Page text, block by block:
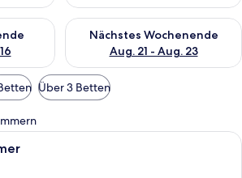
für dieses Wochenende, Aug. 14
Nächstes Wochenende
Aug. 21 - Aug. 23
Überprüfe die Verfügbarkeit
Über 3 Betten
Ein Hotelzimmer mit einem Bett,